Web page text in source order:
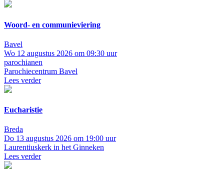
Woord- en communieviering
Bavel
Wo 12 augustus 2026 om 09:30 uur
parochianen
Parochiecentrum Bavel
Lees verder
Eucharistie
Breda
Do 13 augustus 2026 om 19:00 uur
Laurentiuskerk in het Ginneken
Lees verder